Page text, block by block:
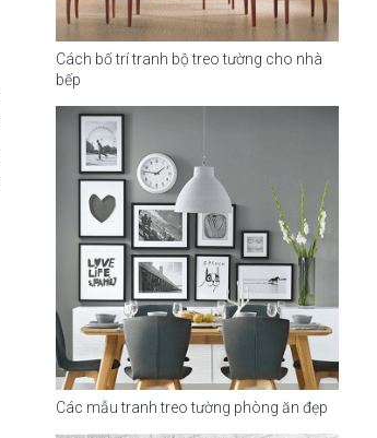
Cách bố trí tranh bộ treo tường cho nhà
bếp
Các mẫu tranh treo tường phòng ăn đẹp